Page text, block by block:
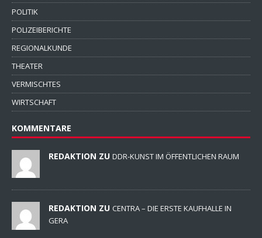
POLITIK
POLIZEIBERICHTE
REGIONALKUNDE
THEATER
VERMISCHTES
WIRTSCHAFT
KOMMENTARE
REDAKTION ZU DDR-KUNST IM ÖFFENTLICHEN RAUM
REDAKTION ZU CENTRA – DIE ERSTE KAUFHALLE IN
GERA